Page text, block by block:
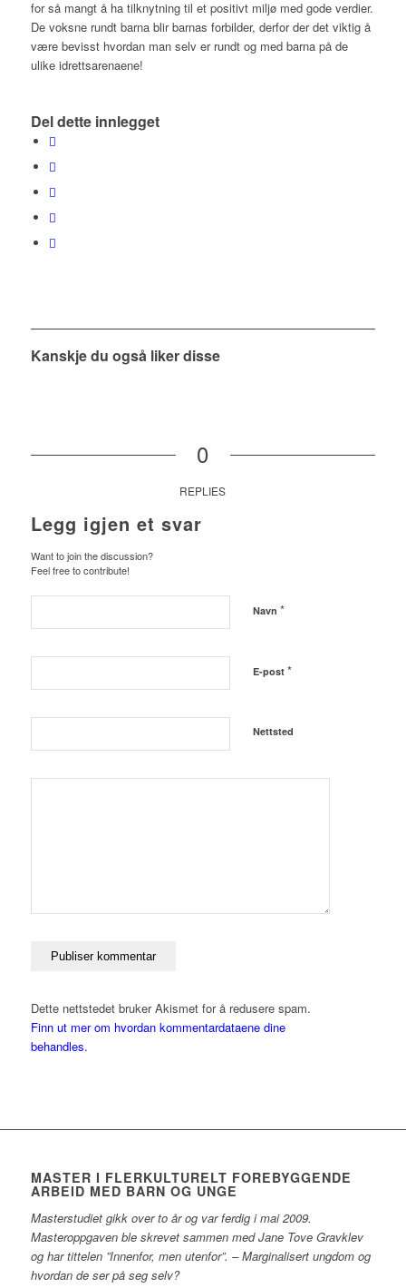
for så mangt å ha tilknytning til et positivt miljø med gode verdier.
De voksne rundt barna blir barnas forbilder, derfor der det viktig å
være bevisst hvordan man selv er rundt og med barna på de
ulike idrettsarenaene!
Del dette innlegget
Kanskje du også liker disse
0
REPLIES
Legg igjen et svar
Want to join the discussion?
Feel free to contribute!
Navn *
E-post *
Nettsted
Dette nettstedet bruker Akismet for å redusere spam.
Finn ut mer om hvordan kommentardataene dine
behandles.
MASTER I FLERKULTURELT FOREBYGGENDE
ARBEID MED BARN OG UNGE
Masterstudiet gikk over to år og var ferdig i mai 2009.
Masteroppgaven ble skrevet sammen med Jane Tove Gravklev
og har tittelen ”Innenfor, men utenfor”. – Marginalisert ungdom og
hvordan de ser på seg selv?